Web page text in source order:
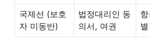
국제선 (보호
자 미동반)
법정대리인 동
의서, 여권